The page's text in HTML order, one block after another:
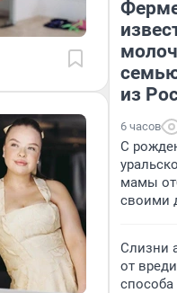
из
6 часов
С
мамы
своими
Слизни
от
способа